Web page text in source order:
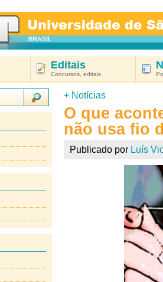
Editais
Concursos, editais
+ Notícias
O que
não usa fio
Publicado por Luís